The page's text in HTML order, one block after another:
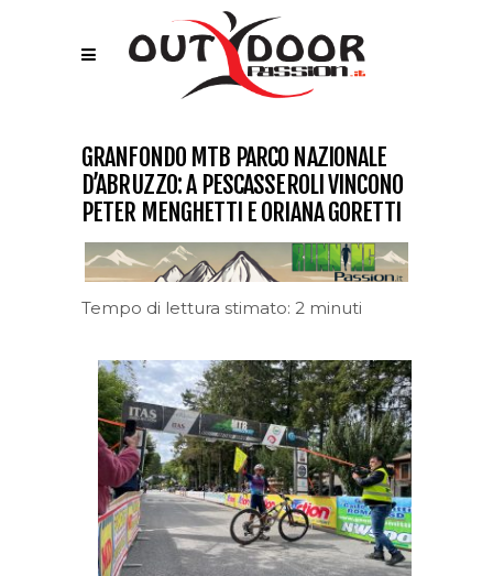
GRANFONDO MTB PARCO NAZIONALE
D’ABRUZZO: A PESCASSEROLI VINCONO
PETER MENGHETTI E ORIANA GORETTI
Tempo di lettura stimato: 2 minuti